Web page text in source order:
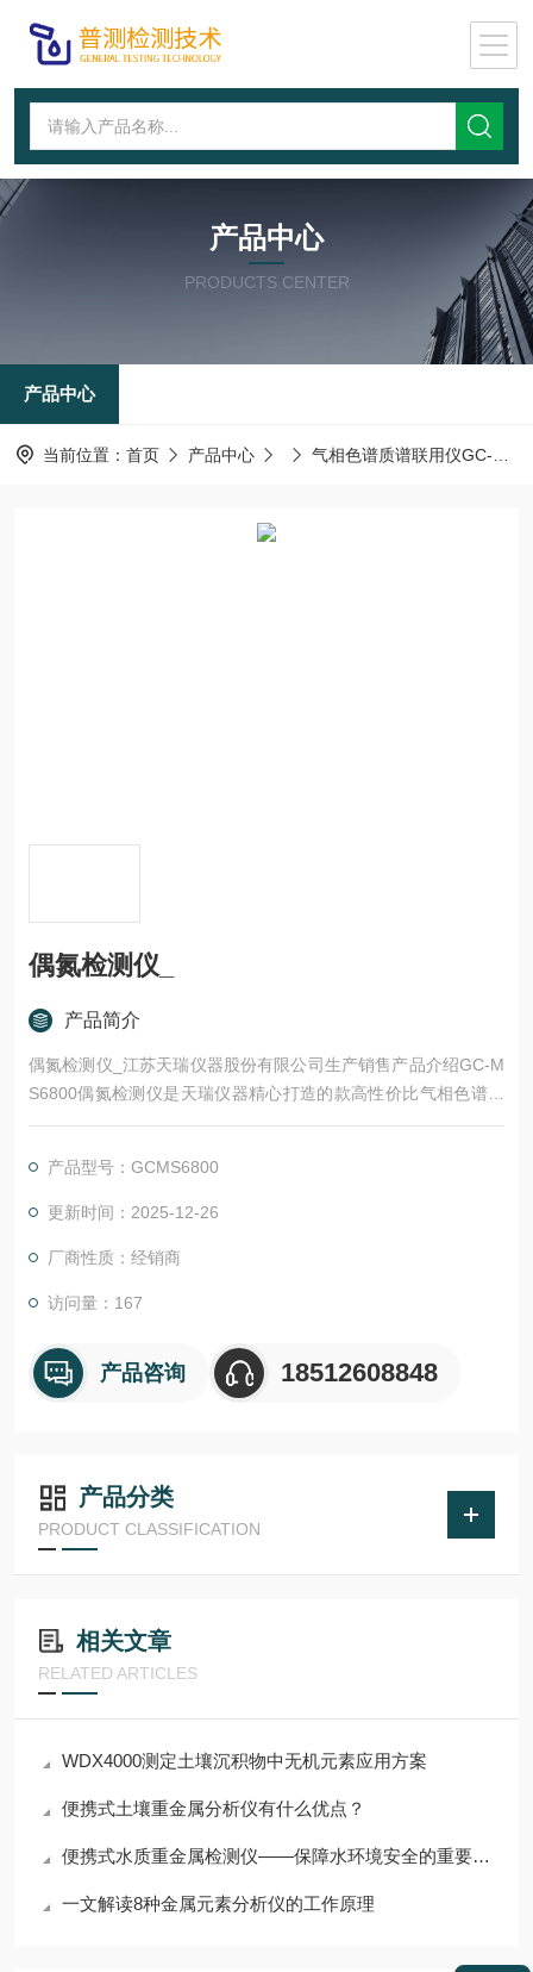
产品中心
PRODUCTS CENTER
产品中心
当前位置： 首页 产品中心 气相色谱质谱联用仪GC-Ms
偶氮检测仪_
产品简介
偶氮检测仪_江苏天瑞仪器股份有限公司生产销售产品介绍GC-M
S6800偶氮检测仪是天瑞仪器精心打造的款高性价比气相色谱质
谱联用仪，具有完的自主知识产权，拥有多项技术，可广泛应用
于服装、布料、面料、皮革等
产品型号：GCMS6800
更新时间：2025-12-26
厂商性质：经销商
访问量：167
产品咨询 18512608848
产品分类
PRODUCT CLASSIFICATION
相关文章
RELATED ARTICLES
WDX4000测定土壤沉积物中无机元素应用方案
便携式土壤重金属分析仪有什么优点？
便携式水质重金属检测仪——保障水环境安全的重要工具
一文解读8种金属元素分析仪的工作原理